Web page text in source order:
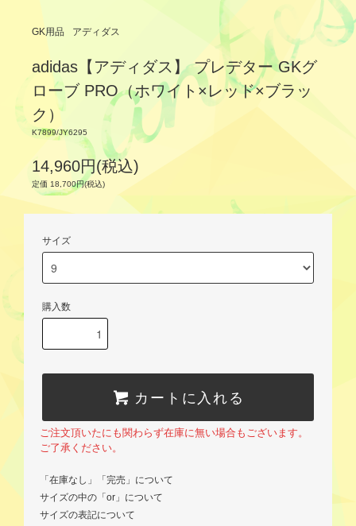
GK用品 アディダス
adidas【アディダス】 プレデター GKグ
ローブ PRO（ホワイト×レッド×ブラッ
ク）
K7899/JY6295
14,960円(税込)
定価 18,700円(税込)
サイズ
購入数
カートに入れる
ご注文頂いたにも関わらず在庫に無い場合もございます。
ご了承ください。
「在庫なし」「完売」について
サイズの中の「or」について
サイズの表記について